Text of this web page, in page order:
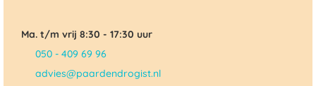
Ma. t/m vrij 8:30 - 17:30 uur
050 - 409 69 96
advies@paardendrogist.nl